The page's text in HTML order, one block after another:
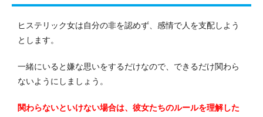
ヒステリック女は自分の非を認めず、感情で人を支配しよう
とします。
一緒にいると嫌な思いをするだけなので、できるだけ関わら
ないようにしましょう。
関わらないといけない場合は、彼女たちのルールを理解した